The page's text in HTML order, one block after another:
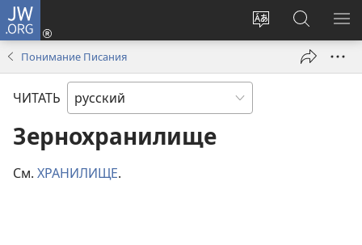
JW.ORG
Изменить
Войти
(открывается
окне)
Поиск
по
jw.org
Понимание Писания
ЧИТАТЬ
Зернохранилище
См. ХРАНИЛИЩЕ.